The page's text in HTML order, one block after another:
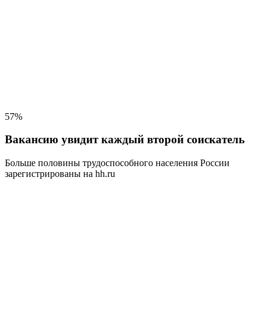
57%
Вакансию увидит каждый второй соискатель
Больше половины трудоспособного населения России
зарегистрированы на hh.ru